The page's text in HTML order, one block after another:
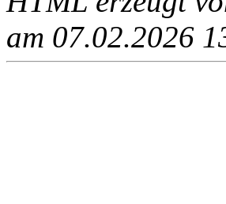
am 07.02.2026